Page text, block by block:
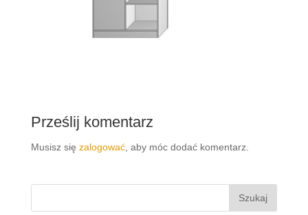
Prześlij komentarz
Musisz się zalogować, aby móc dodać komentarz.
Szukaj: